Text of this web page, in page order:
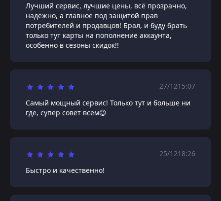
Лучший сервис, лучшие цены, всё прозрачно,
надёжно, а главное под защитой прав
потребителей и продавцов! Брал, и буду брать
только тут карты на пополнение аккаунта,
особенно в сезоны скидок!!
27/1215:07
Самый мощный сервис! Только тут и больше ни
где, супер совет всем😉
25/1218:26
Быстро и качественно!